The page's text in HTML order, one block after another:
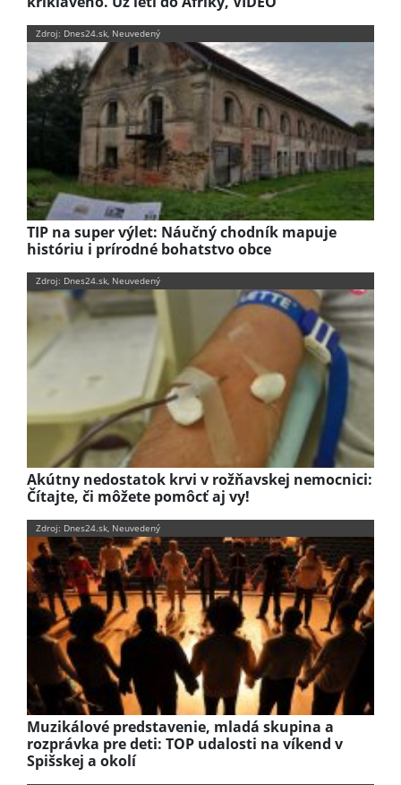
Zdroj: Dnes24.sk, Neuvedený
TIP na super výlet: Náučný chodník mapuje
históriu i prírodné bohatstvo obce
Zdroj: Dnes24.sk, Neuvedený
Akútny nedostatok krvi v rožňavskej nemocnici:
Čítajte, či môžete pomôcť aj vy!
Zdroj: Dnes24.sk, Neuvedený
Muzikálové predstavenie, mladá skupina a
rozprávka pre deti: TOP udalosti na víkend v
Spišskej a okolí